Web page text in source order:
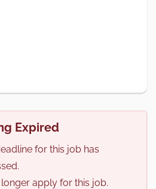
Expired
for this job has
apply for this job.